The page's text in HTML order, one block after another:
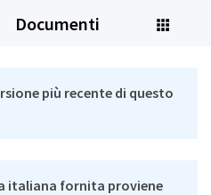
Documenti
più recente di questo
italiana fornita proviene